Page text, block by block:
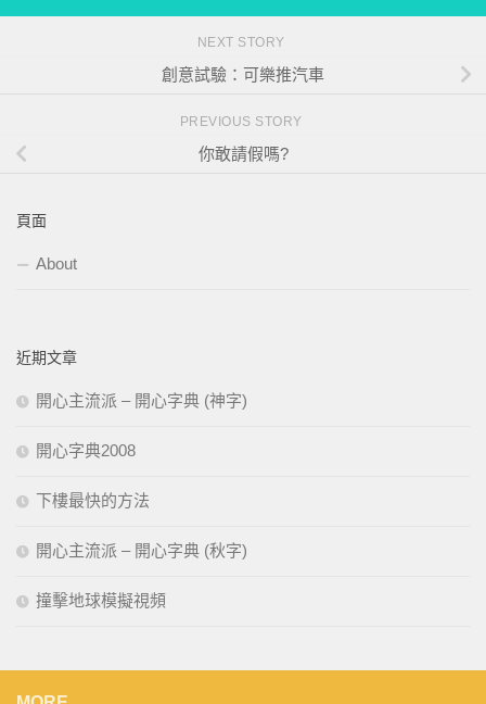
NEXT STORY
創意試驗：可樂推汽車
PREVIOUS STORY
你敢請假嗎?
頁面
About
近期文章
開心主流派 – 開心字典 (神字)
開心字典2008
下樓最快的方法
開心主流派 – 開心字典 (秋字)
撞擊地球模擬視頻